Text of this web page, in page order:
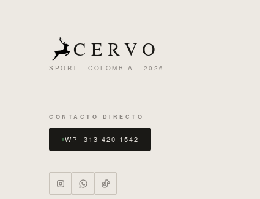
CERVO
SPORT · COLOMBIA · 2026
CONTACTO DIRECTO
WP 313 420 1542